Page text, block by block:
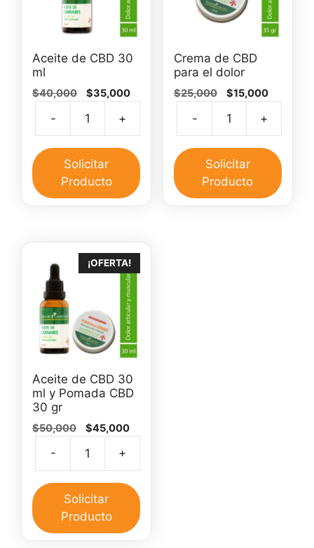
Aceite de CBD 30
ml
$40,000
El
original
era:
$40,000.
$35,000El
es:
$35,000.
-
CBD
30
+
Solicitar
Producto
Crema de CBD
para el dolor
$25,000
El
original
era:
$25,000.
$15,000El
es:
$15,000.
-
CBD
para
+
Solicitar
Producto
¡OFERTA!
Aceite de CBD 30
ml y Pomada CBD
30 gr
$50,000
El
original
era:
$50,000.
$45,000El
es:
$45,000.
-
CBD
30
+
Solicitar
Producto